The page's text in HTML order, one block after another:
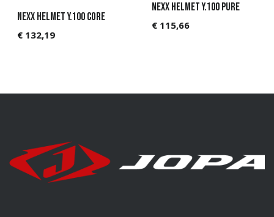
NEXX Helmet Y.100 CORE
€ 132,19
NEXX Helmet Y.100 PURE
€ 115,66